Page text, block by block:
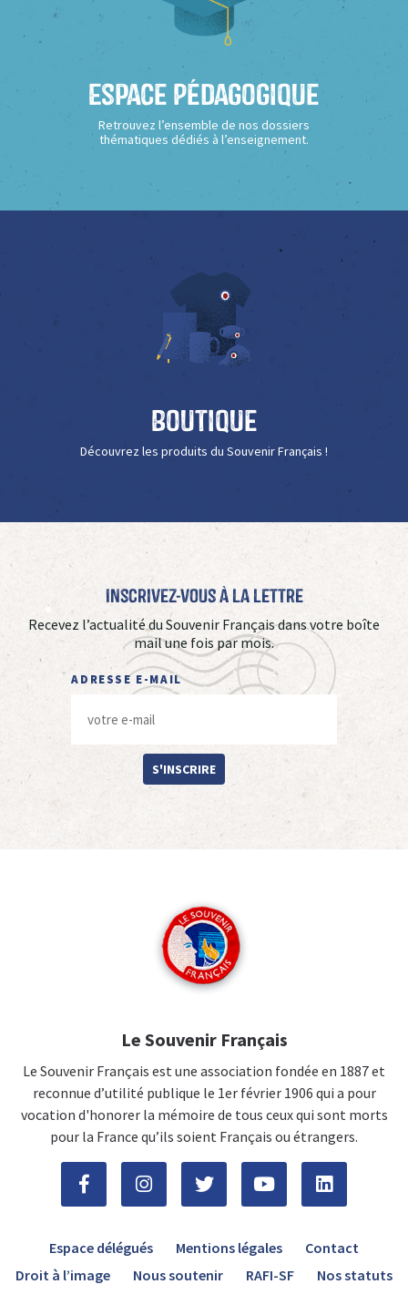
Espace Pédagogique
Retrouvez l’ensemble de nos dossiers
thématiques dédiés à l’enseignement.
Boutique
Découvrez les produits du Souvenir Français !
Inscrivez-vous à La Lettre
Recevez l’actualité du Souvenir Français dans votre boîte
mail une fois par mois.
ADRESSE E-MAIL
S'INSCRIRE
Le Souvenir Français
Le Souvenir Français est une association fondée en 1887 et
reconnue d’utilité publique le 1er février 1906 qui a pour
vocation d'honorer la mémoire de tous ceux qui sont morts
pour la France qu’ils soient Français ou étrangers.
Espace délégués Mentions légales
Contact
Droit à l’image
Nous soutenir RAFI-SF Nos statuts